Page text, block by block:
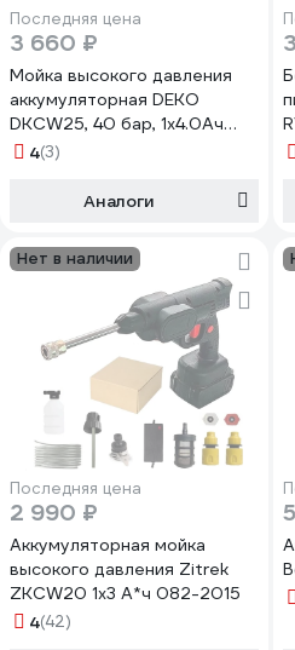
Последняя цена
3 660 ₽
Мойка высокого давления
аккумуляторная DEKO
DKCW25, 40 бар, 1x4.0Ач
063-4490
4(3)
Аналоги
Нет в наличии
Последняя цена
2 990 ₽
Аккумуляторная мойка
высокого давления Zitrek
ZKCW20 1x3 А*ч 082-2015
4(42)